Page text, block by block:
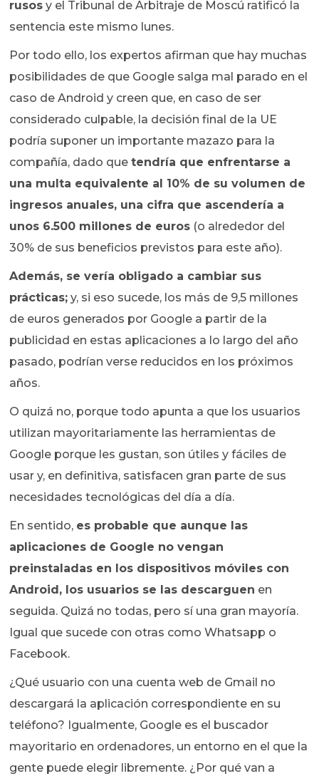
rusos y el Tribunal de Arbitraje de Moscú ratificó la
sentencia este mismo lunes.
Por todo ello, los expertos afirman que hay muchas
posibilidades de que Google salga mal parado en el
caso de Android y creen que, en caso de ser
considerado culpable, la decisión final de la UE
podría suponer un importante mazazo para la
compañía, dado quetendría que enfrentarse a
una multa equivalente al 10% de su volumen de
ingresos anuales, una cifra que ascendería a
unos 6.500 millones de euros (o alrededor del
30% de sus beneficios previstos para este año).
Además, se vería obligado a cambiar sus
prácticas; y, si eso sucede, los más de 9,5 millones
de euros generados por Google a partir de la
publicidad en estas aplicaciones a lo largo del año
pasado, podrían verse reducidos en los próximos
años.
O quizá no, porque todo apunta a que los usuarios
utilizan mayoritariamente las herramientas de
Google porque les gustan, son útiles y fáciles de
usar y, en definitiva, satisfacen gran parte de sus
necesidades tecnológicas del día a día.
En sentido, es probable que aunque las
aplicaciones de Google no vengan
preinstaladas en los dispositivos móviles con
Android, los usuarios se las descarguen en
seguida. Quizá no todas, pero sí una gran mayoría.
Igual que sucede con otras como Whatsapp o
Facebook.
¿Qué usuario con una cuenta web de Gmail no
descargará la aplicación correspondiente en su
teléfono? Igualmente, Google es el buscador
mayoritario en ordenadores, un entorno en el que la
gente puede elegir libremente. ¿Por qué van a